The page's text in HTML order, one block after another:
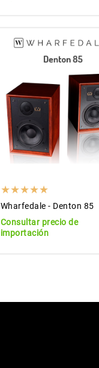
Wharfedale - Denton 85
Consultar precio de
importación